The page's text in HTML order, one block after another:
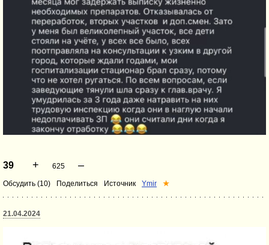
39 + 625 –
Обсудить (10) Поделиться Источник Ymir ★
21.04.2024